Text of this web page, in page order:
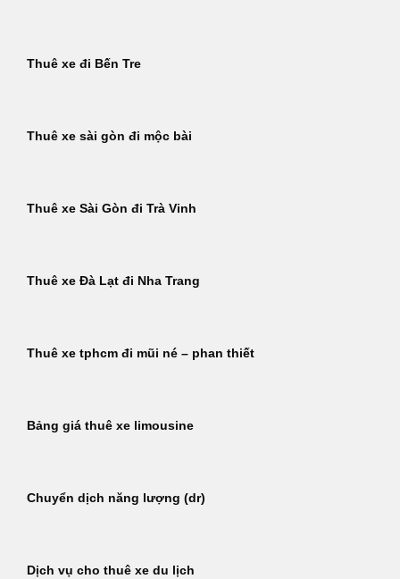
Thuê xe đi Bến Tre
Thuê xe sài gòn đi mộc bài
Thuê xe Sài Gòn đi Trà Vinh
Thuê xe Đà Lạt đi Nha Trang
Thuê xe tphcm đi mũi né – phan thiết
Bảng giá thuê xe limousine
Chuyển dịch năng lượng (dr)
Dịch vụ cho thuê xe du lịch